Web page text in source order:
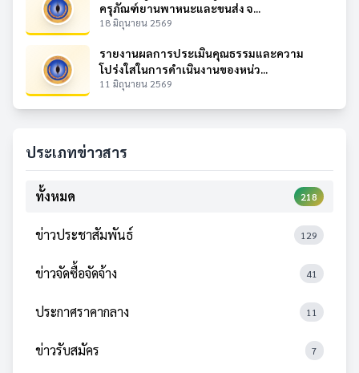
ครุภัณฑ์ยานพาหนะและขนส่ง จ...
18 มิถุนายน 2569
รายงานผลการประเมินคุณธรรมและความ
โปร่งใสในการดำเนินงานของหน่ว...
11 มิถุนายน 2569
ประเภทข่าวสาร
ทั้งหมด 218
ข่าวประชาสัมพันธ์ 129
ข่าวจัดซื้อจัดจ้าง 41
ประกาศราคากลาง 11
ข่าวรับสมัคร 7